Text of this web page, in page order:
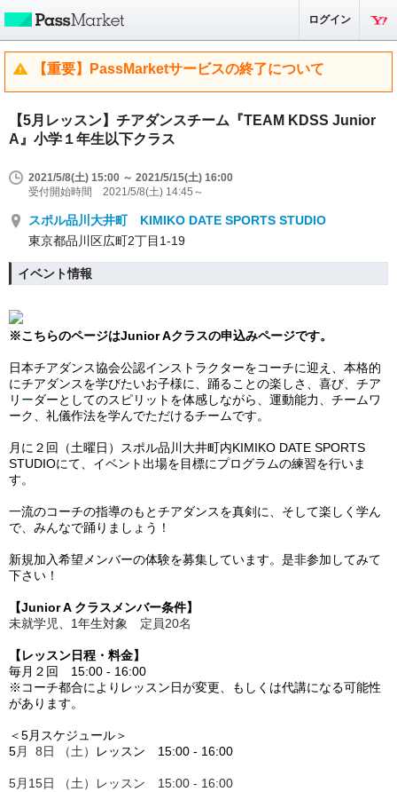
ログイン
【重要】PassMarketサービスの終了について
【5月レッスン】チアダンスチーム『TEAM KDSS Junior
A』小学１年生以下クラス
2021/5/8(土) 15:00 ～ 2021/5/15(土) 16:00
受付開始時間 2021/5/8(土) 14:45～
スポル品川大井町 KIMIKO DATE SPORTS STUDIO
東京都品川区広町2丁目1-19
イベント情報
※こちらのページはJunior Aクラスの申込みページです。
日本チアダンス協会公認インストラクターをコーチに迎え、 本格的
にチアダンスを学びたいお子様に、踊ることの楽しさ、喜び、チア
リ ーダーとしてのスピリットを体感しながら、運動能力、チームワ
ーク、礼儀作法を学んでただけるチームです。
月に２回（土曜日）スポル品川大井町内KIMIKO DATE SPORTS
STUDIOにて、 イベント出場を目標にプログラムの練習を行いま
す。
一流のコーチの指導のもとチアダンスを真剣に、そして楽しく学ん
で、みんなで踊りましょう！
新規加入希望メンバーの体験を募集しています。是非参加してみて
下さい！
【Junior A クラスメンバー条件】
未就学児、1年生対象
定員20名
【レッスン日程・料金】
毎月２回
15:00 - 16:00
※コーチ都合によりレッスン日が変更、もしくは代講になる可能性
があります。
＜5月スケジュール＞
5月 8日 （土） レッスン 15:00 - 16:00
5月15日 （土） レッスン 15:00 - 16:00